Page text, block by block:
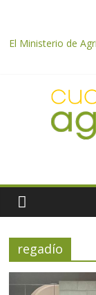
El Ministerio de
pago de 85
El Ministerio de
premios
UPA Granada
desplome de la
seguridad y la
ASAJA Almería:
meteorológicas y
regadío